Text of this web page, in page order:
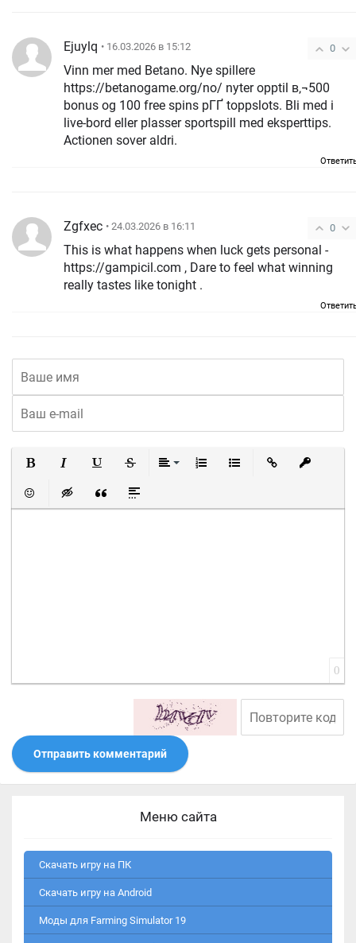
0
Ejuylq • 16.03.2026 в 15:12
Vinn mer med Betano. Nye spillere
https://betanogame.org/no/ nyter opptil в‚¬500
bonus og 100 free spins pГҐ toppslots. Bli med i
live-bord eller plasser sportspill med eksperttips.
Actionen sover aldri.
0
Zgfxec • 24.03.2026 в 16:11
This is what happens when luck gets personal -
https://gampicil.com , Dare to feel what winning
really tastes like tonight .
Вставить смайлик
Вставка скрытого текста
Вставка цитаты
Вставка спойлера
0
Отправить комментарий
Меню сайта
Скачать игру на ПК
Скачать игру на Android
Моды для Farming Simulator 19